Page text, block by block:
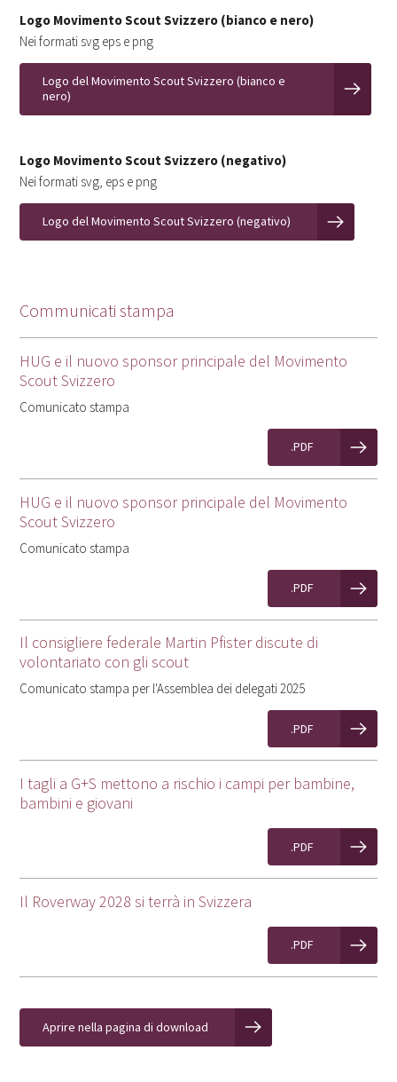
Logo Movimento Scout Svizzero (bianco e nero)
Nei formati svg eps e png
Logo del Movimento Scout Svizzero (bianco e
nero)
Logo Movimento Scout Svizzero (negativo)
Nei formati svg, eps e png
Logo del Movimento Scout Svizzero (negativo)
Communicati stampa
HUG e il nuovo sponsor principale del Movimento
Scout Svizzero
Comunicato stampa
.PDF
HUG e il nuovo sponsor principale del Movimento
Scout Svizzero
Comunicato stampa
.PDF
Il consigliere federale Martin Pfister discute di
volontariato con gli scout
Comunicato stampa per l'Assemblea dei delegati 2025
.PDF
I tagli a G+S mettono a rischio i campi per bambine,
bambini e giovani
.PDF
Il Roverway 2028 si terrà in Svizzera
.PDF
Aprire nella pagina di download